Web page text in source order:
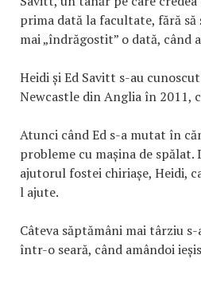
prima dată la facultate, fără să
mai „îndrăgostit” o dată, când
Heidi și Ed Savitt s-au
Newcastle din Anglia în 2011,
Atunci când Ed s-a mutat în
probleme cu mașina de
ajutorul fostei chiriașe, Heidi,
l ajute.
Câteva săptămâni mai târziu
într-o seară, când amândoi